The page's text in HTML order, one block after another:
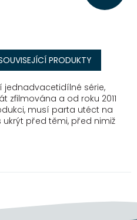
PRODUKTY
série,
zfilmována a od roku 2011
musí parta utéct na
před těmi, před nimiž